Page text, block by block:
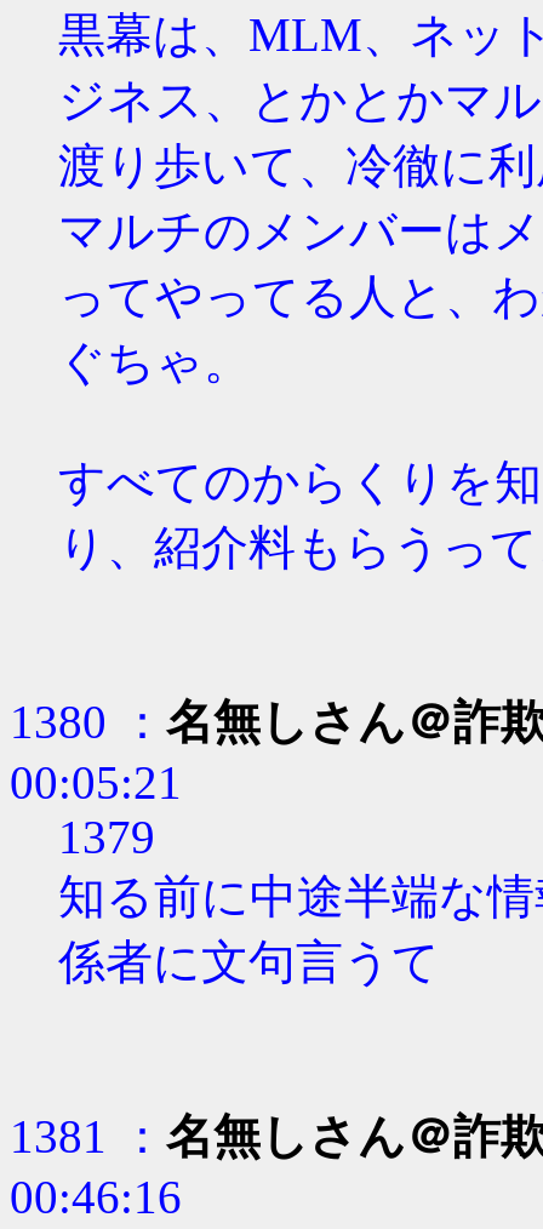
黒幕は、MLM、ネッ
ジネス、とかとかマ
渡り歩いて、冷徹に
マルチのメンバーは
ってやってる人と、
ぐちゃ。
すべてのからくりを
り、紹介料もらうっ
1380 ： 名無しさん＠詐
00:05:21
1379
知る前に中途半端な
係者に文句言うて
1381 ： 名無しさん＠詐
00:46:16